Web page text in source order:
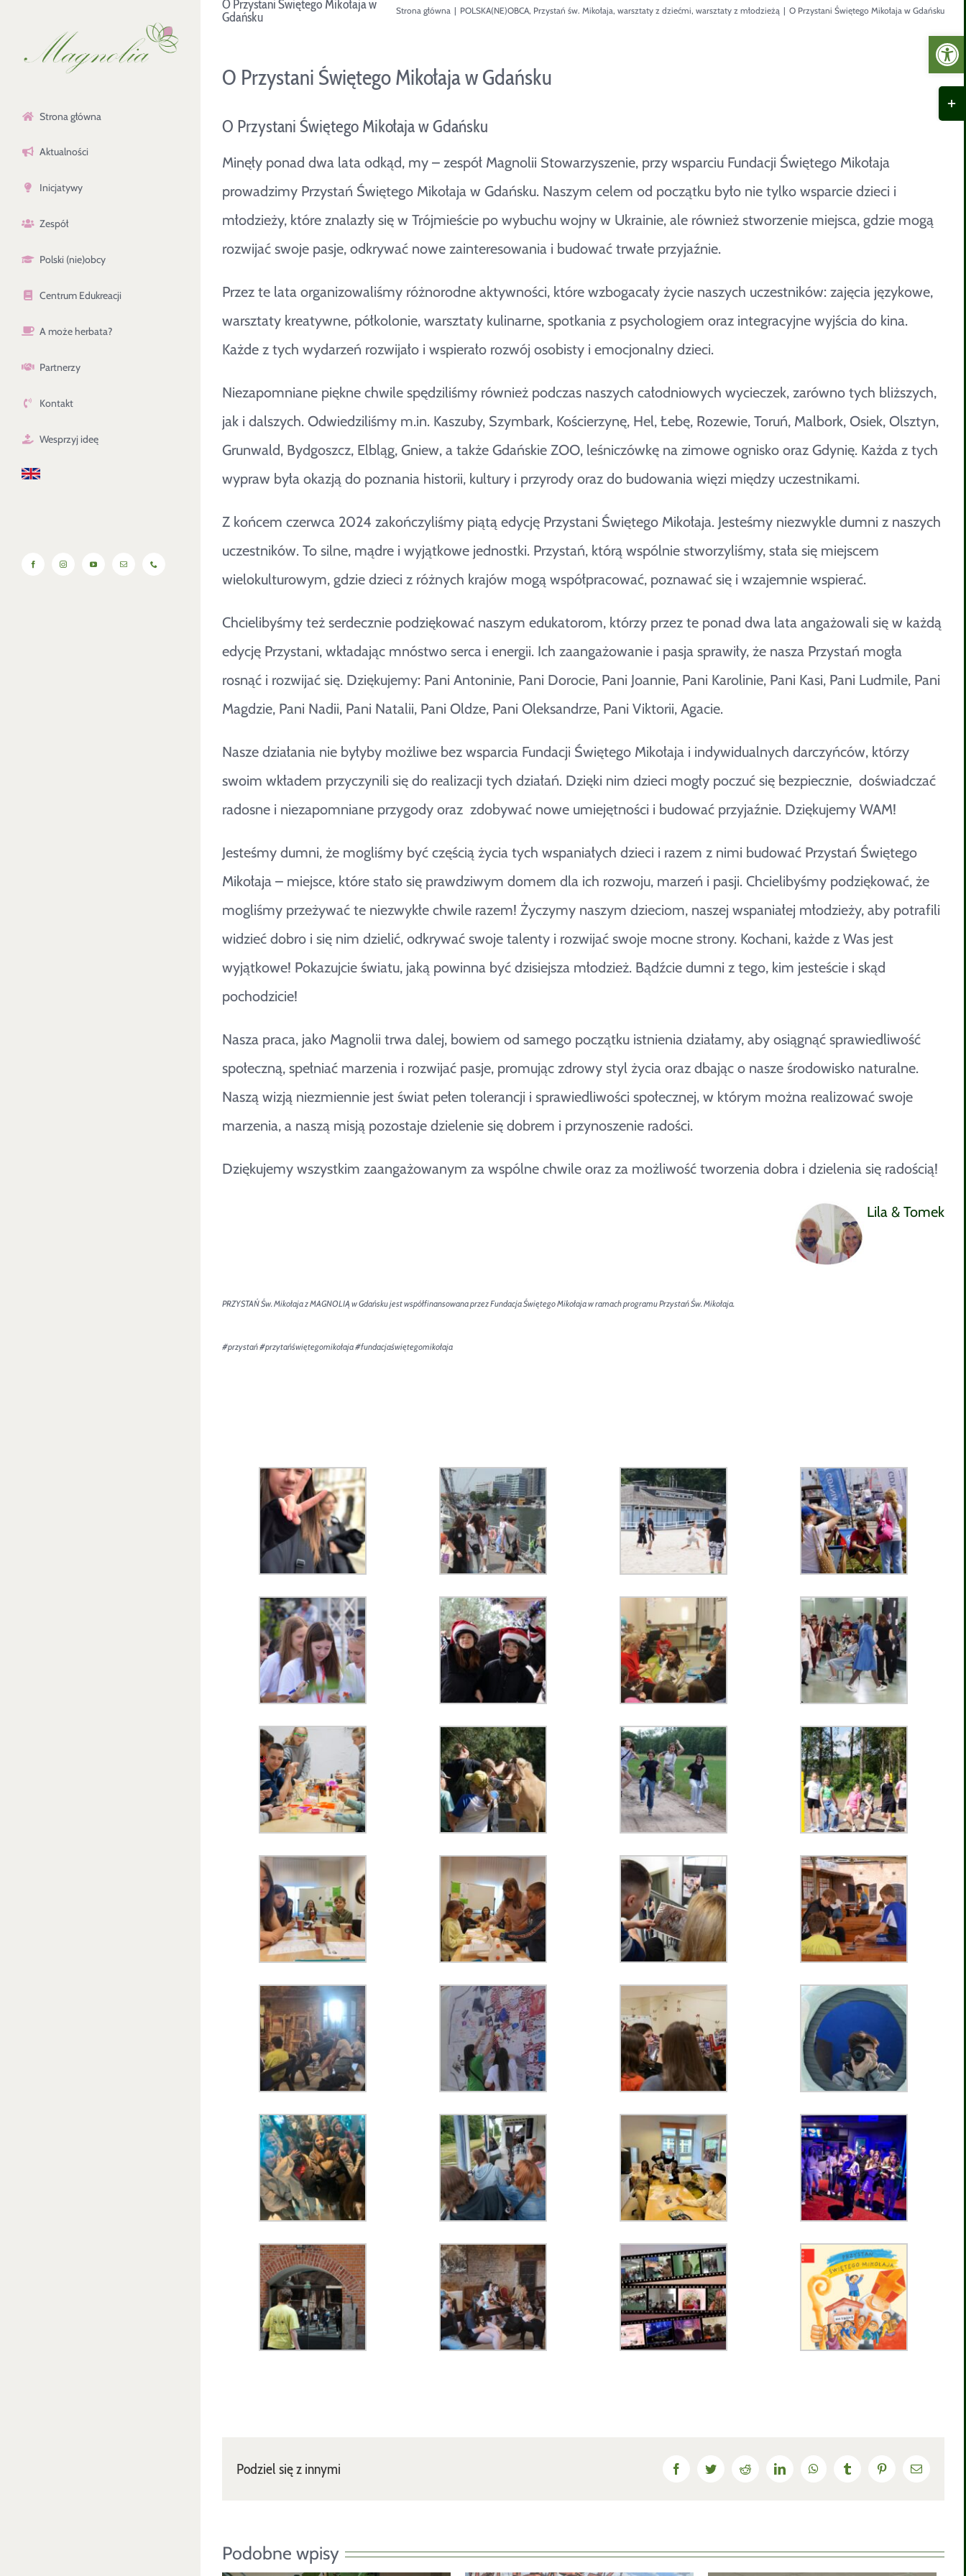
Strona główna
Aktualności
Inicjatywy
Zespół
Polski (nie)obcy
Centrum Edukreacji
A może herbata?
Partnerzy
Kontakt
Wesprzyj ideę
Facebook Instagram YouTube Email
O Przystani Świętego Mikołaja w
Gdańsku
Strona główna | POLSKA(NE)OBCA, Przystań św. Mikołaja, warsztaty z dziećmi, warsztaty z młodzieżą | O Przystani Świętego Mikołaja w Gdańsku
O Przystani Świętego Mikołaja w Gdańsku
O Przystani Świętego Mikołaja w Gdańsku
Minęły ponad dwa lata odkąd, my – zespół Magnolii Stowarzyszenie, przy wsparciu Fundacji Świętego Mikołaja
prowadzimy Przystań Świętego Mikołaja w Gdańsku. Naszym celem od początku było nie tylko wsparcie dzieci i
młodzieży, które znalazły się w Trójmieście po wybuchu wojny w Ukrainie, ale również stworzenie miejsca, gdzie mogą
rozwijać swoje pasje, odkrywać nowe zainteresowania i budować trwałe przyjaźnie.
Przez te lata organizowaliśmy różnorodne aktywności, które wzbogacały życie naszych uczestników: zajęcia językowe,
warsztaty kreatywne, półkolonie, warsztaty kulinarne, spotkania z psychologiem oraz integracyjne wyjścia do kina.
Każde z tych wydarzeń rozwijało i wspierało rozwój osobisty i emocjonalny dzieci.
Niezapomniane piękne chwile spędziliśmy również podczas naszych całodniowych wycieczek, zarówno tych bliższych,
jak i dalszych. Odwiedziliśmy m.in. Kaszuby, Szymbark, Kościerzynę, Hel, Łebę, Rozewie, Toruń, Malbork, Osiek, Olsztyn,
Grunwald, Bydgoszcz, Elbląg, Gniew, a także Gdańskie ZOO, leśniczówkę na zimowe ognisko oraz Gdynię. Każda z tych
wypraw była okazją do poznania historii, kultury i przyrody oraz do budowania więzi między uczestnikami.
Z końcem czerwca 2024 zakończyliśmy piątą edycję Przystani Świętego Mikołaja. Jesteśmy niezwykle dumni z naszych
uczestników. To silne, mądre i wyjątkowe jednostki. Przystań, którą wspólnie stworzyliśmy, stała się miejscem
wielokulturowym, gdzie dzieci z różnych krajów mogą współpracować, poznawać się i wzajemnie wspierać.
Chcielibyśmy też serdecznie podziękować naszym edukatorom, którzy przez te ponad dwa lata angażowali się w każdą
edycję Przystani, wkładając mnóstwo serca i energii. Ich zaangażowanie i pasja sprawiły, że nasza Przystań mogła
rosnąć i rozwijać się. Dziękujemy: Pani Antoninie, Pani Dorocie, Pani Joannie, Pani Karolinie, Pani Kasi, Pani Ludmile, Pani
Magdzie, Pani Nadii, Pani Natalii, Pani Oldze, Pani Oleksandrze, Pani Viktorii, Agacie.
Nasze działania nie byłyby możliwe bez wsparcia Fundacji Świętego Mikołaja i indywidualnych darczyńców, którzy
swoim wkładem przyczynili się do realizacji tych działań. Dzięki nim dzieci mogły poczuć się bezpiecznie, doświadczać
radosne i niezapomniane przygody oraz zdobywać nowe umiejętności i budować przyjaźnie. Dziękujemy WAM!
Jesteśmy dumni, że mogliśmy być częścią życia tych wspaniałych dzieci i razem z nimi budować Przystań Świętego
Mikołaja – miejsce, które stało się prawdziwym domem dla ich rozwoju, marzeń i pasji. Chcielibyśmy podziękować, że
mogliśmy przeżywać te niezwykłe chwile razem! Życzymy naszym dzieciom, naszej wspaniałej młodzieży, aby potrafili
widzieć dobro i się nim dzielić, odkrywać swoje talenty i rozwijać swoje mocne strony. Kochani, każde z Was jest
wyjątkowe! Pokazujcie światu, jaką powinna być dzisiejsza młodzież. Bądźcie dumni z tego, kim jesteście i skąd
pochodzicie!
Nasza praca, jako Magnolii trwa dalej, bowiem od samego początku istnienia działamy, aby osiągnąć sprawiedliwość
społeczną, spełniać marzenia i rozwijać pasje, promując zdrowy styl życia oraz dbając o nasze środowisko naturalne.
Naszą wizją niezmiennie jest świat pełen tolerancji i sprawiedliwości społecznej, w którym można realizować swoje
marzenia, a naszą misją pozostaje dzielenie się dobrem i przynoszenie radości.
Dziękujemy wszystkim zaangażowanym za wspólne chwile oraz za możliwość tworzenia dobra i dzielenia się radością!
Lila & Tomek
PRZYSTAŃ Św. Mikołaja z MAGNOLIĄ w Gdańsku jest współfinansowana przezFundacja Świętego Mikołajaw ramach programu Przystań Św. Mikołaja.
#przystań#przytańświętegomikołaja#fundacjaświętegomikołaja
Podziel się z innymi FacebookTwitterReddit LinkedIn WhatsAppTumblr PinterestEmail
Podobne wpisy